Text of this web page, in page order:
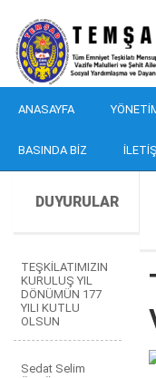
ANASAYFA
BASINDA BIZ
DUYURULAR
TEŞKİLATIMIZIN
KURULUŞ YIL
DÖNÜMÜN 177
YILI KUTLU
OLSUN
Sedat Selim